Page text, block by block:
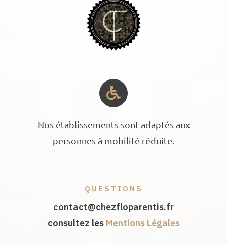
QUESTIONS
contact@chezfloparentis.fr
consultez les Mentions Légales
Nos établissements sont adaptés aux
personnes à mobilité réduite.